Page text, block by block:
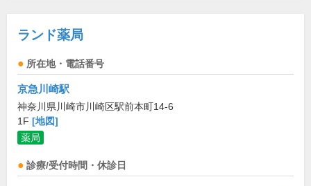
ランド薬局
所在地・電話番号
京急川崎駅
神奈川県川崎市川崎区駅前本町14-6
1F [地図]
薬局
診療/受付時間・休診日